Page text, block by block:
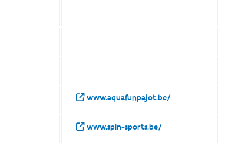
www.aquafunpajot.be/
www.spin-sports.be/